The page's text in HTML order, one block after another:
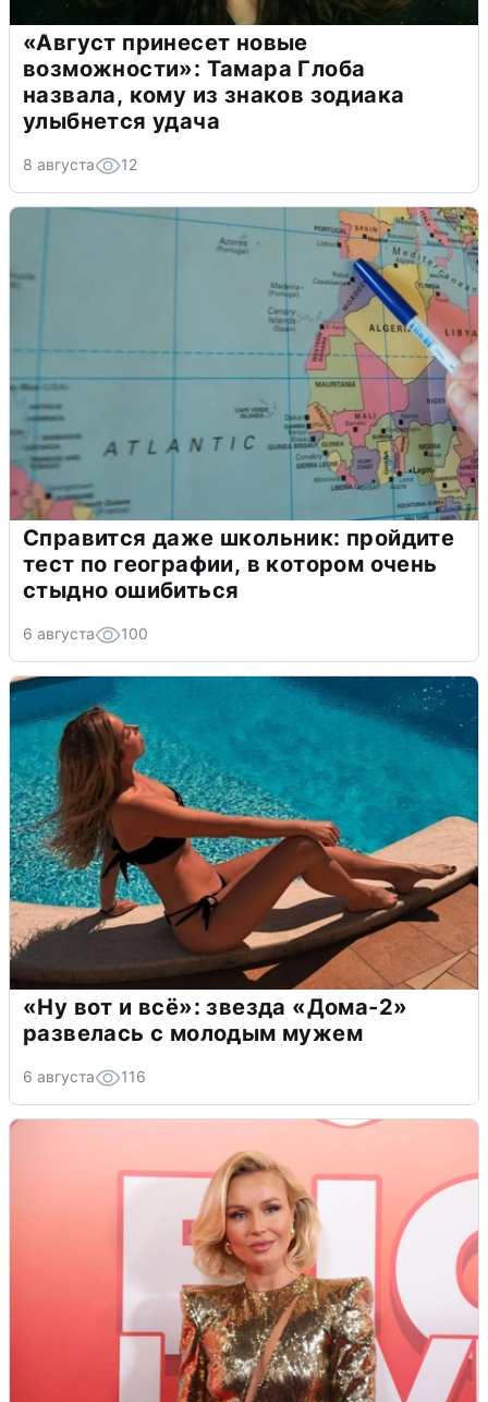
«Август принесет новые
возможности»: Тамара Глоба
назвала, кому из знаков зодиака
улыбнется удача
8 августа 12
Справится даже школьник: пройдите
тест по географии, в котором очень
стыдно ошибиться
6 августа 100
«Ну вот и всё»: звезда «Дома-2»
развелась с молодым мужем
6 августа 116